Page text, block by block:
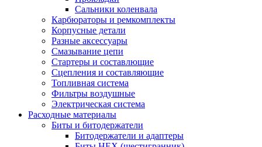
Сальники коленвала
Карбюраторы и ремкомплекты
Корпусные детали
Разные аксессуары
Смазывание цепи
Стартеры и составлющие
Сцепления и составляющие
Топливная система
Фильтры воздушные
Электрическая система
Расходные материалы
Биты и битодержатели
Битодержатели и адаптеры